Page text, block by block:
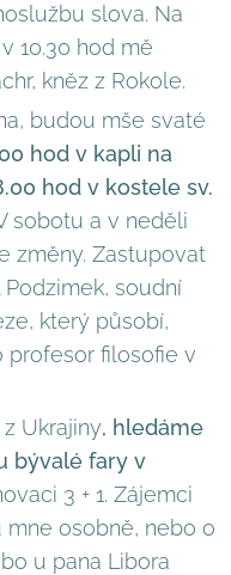
slova. Na
10.30 hod mě
kněz z Rokole.
budou mše svaté
hod v kapli na
hod v kostele sv.
sobotu a v neděli
změny. Zastupovat
soudní
který působí,
profesor filosofie v
Ukrajiny, hledáme
bývalé fary v
3 + 1. Zájemci
osobně, nebo o
u pana Libora